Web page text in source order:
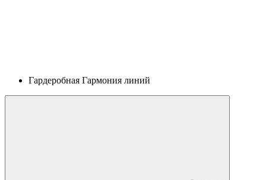
Гардеробная Гармония линий